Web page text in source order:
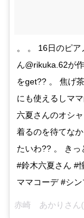
。 。 16日のピア
ん@rikuka.62が
をget?? 。 焦げ
にも使えるしマ
六夏さんのオシ
着るのを待てな
たいわ?? 。 きっ
#鈴木六夏さん #
ママコーデ #シ
赤崎 あかりさん